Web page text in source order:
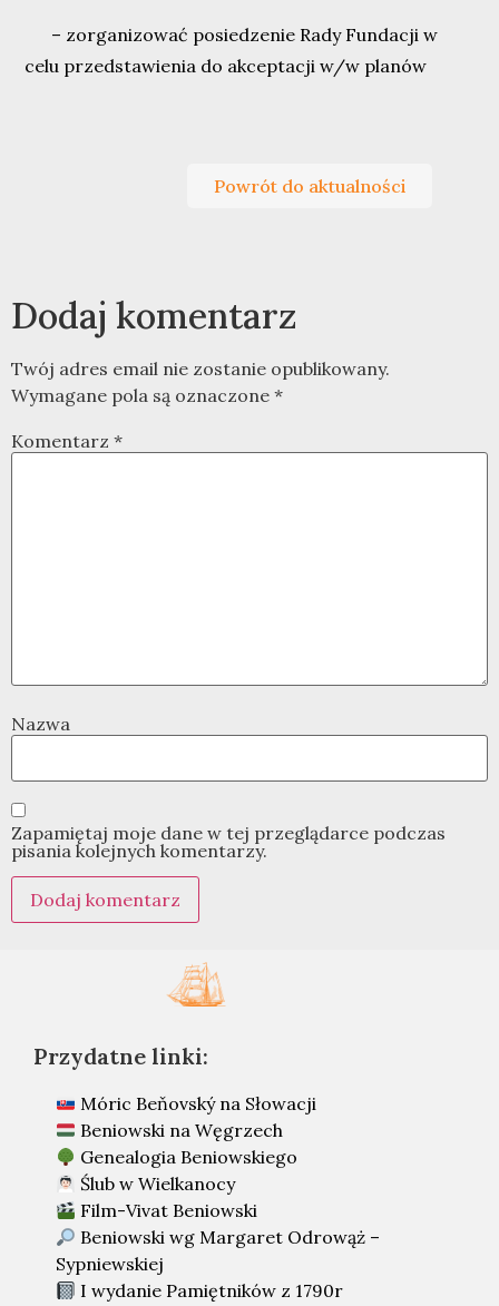
– zorganizować posiedzenie Rady Fundacji w
celu przedstawienia do akceptacji w/w planów
Powrót do aktualności
Dodaj komentarz
Twój adres email nie zostanie opublikowany.
Wymagane pola są oznaczone *
Komentarz *
Nazwa
Zapamiętaj moje dane w tej przeglądarce podczas
pisania kolejnych komentarzy.
Przydatne linki:
Móric Beňovský na Słowacji
Beniowski na Węgrzech
Genealogia Beniowskiego
Ślub w Wielkanocy
Film-Vivat Beniowski
Beniowski wg Margaret Odrowąż –
Sypniewskiej
I wydanie Pamiętników z 1790r